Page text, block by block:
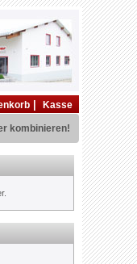
Kasse
kombinieren!